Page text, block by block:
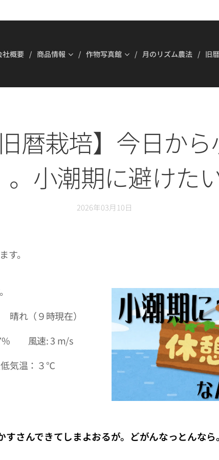
社概要 商品情報 作物写真館 月のリズム農法 旧
旧暦栽培】今日か
。小潮期に避けた
2026年03月10日
す。
（９時現在）
風速: 3 m/s
温：３℃
さんできてしまよおるが。どがんなっとんなら